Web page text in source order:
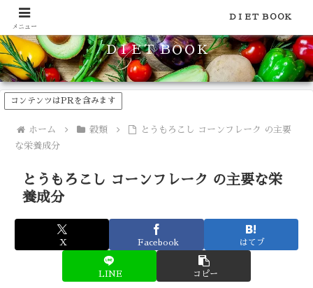
食品のカロリーや糖質などの栄養素がわかる！健康やダイエットに
ＤＩＥＴ ＢＯＯＫ
コンテンツはPRを含みます
ホーム 穀類
とうもろこし コーンフレーク の主要
な栄養成分
とうもろこし コーンフレーク の主要な栄
養成分
X Facebook はてブ
LINE コピー
メニュー
ＤＩＥＴ ＢＯＯＫ